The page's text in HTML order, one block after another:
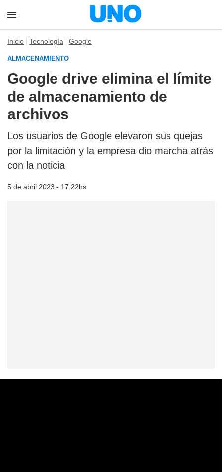
Inicio Tecnología Google
ALMACENAMIENTO
Google drive elimina el límite
de almacenamiento de
archivos
Los usuarios de Google elevaron sus quejas
por la limitación y la empresa dio marcha atrás
con la noticia
5 de abril 2023 - 17:22hs